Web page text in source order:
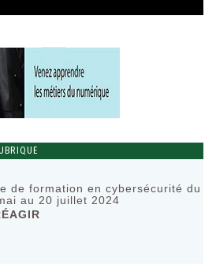
de formation en cybersécurité du
au 20 juillet 2024